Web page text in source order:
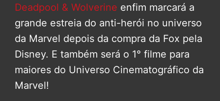
Deadpool & Wolverine enfim marcará a
grande estreia do anti-herói no universo
da Marvel depois da compra da Fox pela
Disney. E também será o 1° filme para
maiores do Universo Cinematográfico da
Marvel!